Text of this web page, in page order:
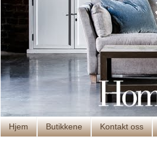
Hjem Butikkene Kontakt oss